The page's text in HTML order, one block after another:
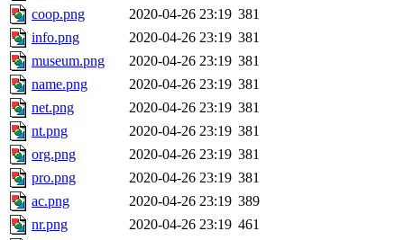
coop.png
2020-04-26 23:19 381
info.png
2020-04-26 23:19 381
museum.png
2020-04-26 23:19 381
name.png
2020-04-26 23:19 381
net.png
2020-04-26 23:19 381
nt.png
2020-04-26 23:19 381
org.png
2020-04-26 23:19 381
pro.png
2020-04-26 23:19 381
ac.png
2020-04-26 23:19 389
nr.png
2020-04-26 23:19 461